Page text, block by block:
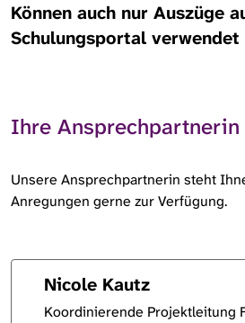
Können auch nur Auszüge
Schulungsportal verwendet
Ihre Ansprechpartnerin
Unsere Ansprechpartnerin steht
Anregungen gerne zur Verfügung.
Nicole Kautz
Koordinierende Projektleitung